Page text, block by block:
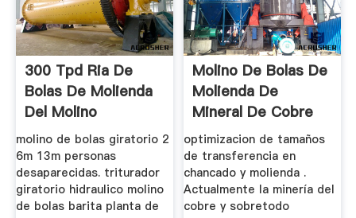
300 Tpd Ria De
Bolas De Molienda
Del Molino
Specifiion
molino de bolas giratorio 2
6m 13m personas
desaparecidas. triturador
giratorio hidraulico molino
de bolas barita planta de
Molino De Bolas De
Molienda De
Mineral De Cobre
De 300 Tpd
optimizacion de tamaños
de transferencia en
chancado y molienda .
Actualmente la minería del
cobre y sobretodo